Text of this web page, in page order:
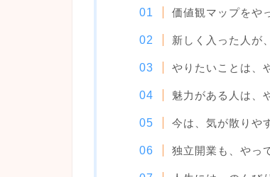
価値観マップをや
新しく入った人が
やりたいことは、
魅力がある人は、
今は、気が散りや
独立開業も、やっ